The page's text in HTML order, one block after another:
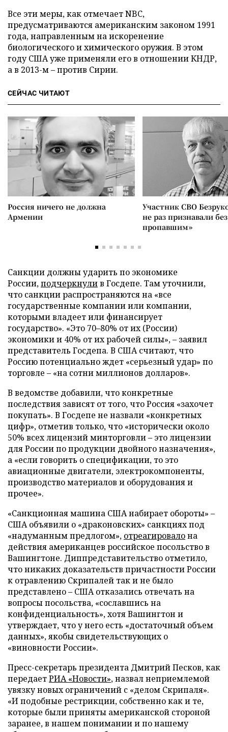
Все эти меры, как отмечает NBC,
предусматриваются американским законом 1991
года, направленным на искоренение
биологического и химического оружия. В этом
году США уже применяли его в отношении КНДР,
а в 2013-м – против Сирии.
СЕЙЧАС ЧИТАЮТ
Россия ничего не должна
Армении
Участник СВО
не раз признавали
пропавшим»
Санкции должны ударить по экономике
России,подчеркнулив Госдепе. Там уточнили,
что санкции распространяются на «все
государственные компании или компании,
которыми владеет или финансирует
государство». «Это 70–80% от их (России)
экономики и 40% от их рабочей силы», – заявил
представитель Госдепа. В США считают, что
Россию потенциально ждет «серьезный удар» по
торговле – «на сотни миллионов долларов».
В ведомстве добавили, что конкретные
последствия зависят от того, что Россия «захочет
покупать». В Госдепе не назвали «конкретных
цифр», отметив только, что «исторически около
50% всех лицензий минторговли – это лицензии
для России по продукции двойного назначения»,
а «если говорить о спецификации, то это
авиационные двигатели, электрокомпоненты,
производство материалов и оборудования и
прочее».
«Санкционная машина США набирает обороты» –
США объявили о «драконовских» санкциях под
«надуманным предлогом», отреагировалона
действия американцев российское посольство в
Вашингтоне. Диппредставительство отметило,
что никаких доказательств причастности России
к отравлению Скрипалей так и не было
представлено – США отказались отвечать на
вопросы посольства, «сославшись на
конфиденциальность», хотя Вашингтон и
утверждает, что у него есть «достаточный объем
данных», якобы свидетельствующих о
«виновности России».
Пресс-секретарь президента Дмитрий Песков, как
передаетРИА «Новости», назвал неприемлемой
увязку новых ограничений с «делом Скрипаля».
«И подобные рестрикции, собственно как и те,
которые были приняты американской стороной
заранее, в нашем понимании и по нашему